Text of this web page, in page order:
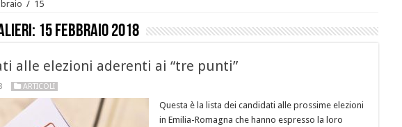
/ 15
15 Febbraio 2018
alle elezioni aderenti ai “tre punti”
ARTICOLI
Questa è la lista dei candidati alle prossime elezioni
in Emilia-Romagna che hanno espresso la loro